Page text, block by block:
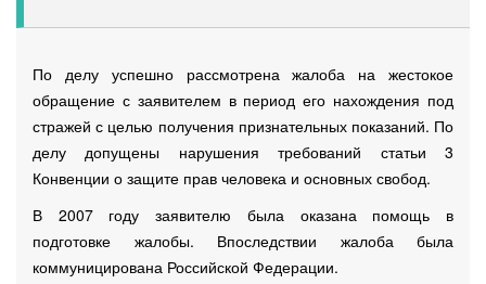
По делу успешно рассмотрена жалоба на жестокое
обращение с заявителем в период его нахождения под
стражей с целью получения признательных показаний. По
делу допущены нарушения требований статьи 3
Конвенции о защите прав человека и основных свобод.
В 2007 году заявителю была оказана помощь в
подготовке жалобы. Впоследствии жалоба была
коммуницирована Российской Федерации.